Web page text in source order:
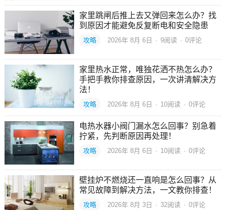
家里跳闸后推上去又弹回来怎么办？找
到原因才能避免反复断电和安全隐患
攻略 2026年 8月 6日 · 9阅读 · 0评论
家里热水正常，唯独花洒不热怎么办？
手把手教你排查原因，一次讲清解决方
法！
攻略 2026年 8月 6日 · 10阅读 · 0评论
电热水器小阀门漏水怎么回事？别急着
拧紧，先判断原因再处理！
攻略 2026年 8月 6日 · 10阅读 · 0评论
壁挂炉不燃烧还一直响是怎么回事？从
常见故障到解决方法，一文教你排查！
攻略 2026年 8月 3日 · 32阅读 · 0评论